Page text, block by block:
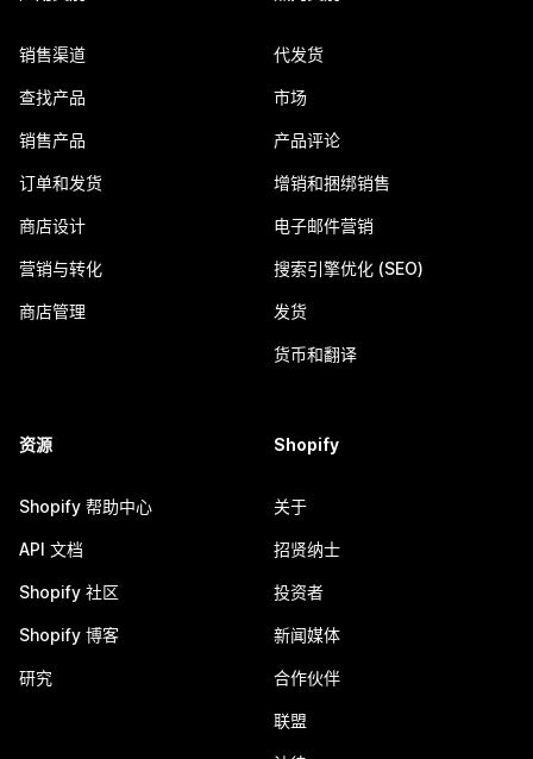
销售渠道
查找产品
销售产品
订单和发货
商店设计
营销与转化
商店管理
代发货
市场
产品评论
增销和捆绑销售
电子邮件营销
搜索引擎优化 (SEO)
发货
货币和翻译
资源
Shopify 帮助中心
API 文档
Shopify 社区
Shopify 博客
研究
Shopify
关于
招贤纳士
投资者
新闻媒体
合作伙伴
联盟